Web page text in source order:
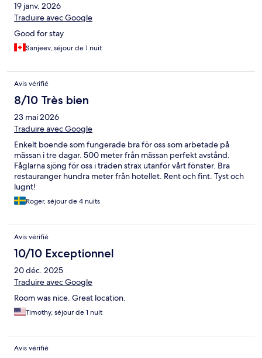
19 janv. 2026
Traduire avec Google
Good for stay
Sanjeev, séjour de 1 nuit
Avis vérifié
8/10 Très bien
23 mai 2026
Traduire avec Google
Enkelt boende som fungerade bra för oss som arbetade på
mässan i tre dagar. 500 meter från mässan perfekt avstånd.
Fåglarna sjöng för oss i träden strax utanför vårt fönster. Bra
restauranger hundra meter från hotellet. Rent och fint. Tyst och
lugnt!
Roger, séjour de 4 nuits
Avis vérifié
10/10 Exceptionnel
20 déc. 2025
Traduire avec Google
Room was nice. Great location.
Timothy, séjour de 1 nuit
Avis vérifié